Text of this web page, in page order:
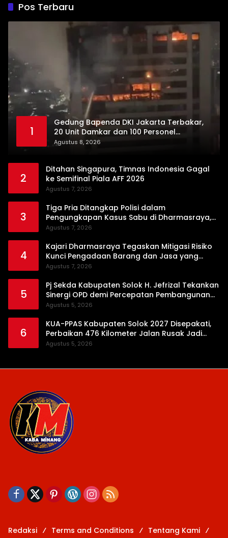
Pos Terbaru
1
Gedung Bapenda DKI Jakarta Terbakar,
20 Unit Damkar dan 100 Personel
Dikerahkan
Agustus 8, 2026
2
Ditahan Singapura, Timnas Indonesia Gagal
ke Semifinal Piala AFF 2026
Agustus 7, 2026
3
Tiga Pria Ditangkap Polisi dalam
Pengungkapan Kasus Sabu di Dharmasraya,
Timbangan Digital hingga Bong Disita
Agustus 7, 2026
4
Kajari Dharmasraya Tegaskan Mitigasi Risiko
Kunci Pengadaan Barang dan Jasa yang
Bersih
Agustus 7, 2026
5
Pj Sekda Kabupaten Solok H. Jefrizal Tekankan
Sinergi OPD demi Percepatan Pembangunan
Daerah
Agustus 5, 2026
6
KUA-PPAS Kabupaten Solok 2027 Disepakati,
Perbaikan 476 Kilometer Jalan Rusak Jadi
Prioritas
Agustus 5, 2026
Redaksi Terms and Conditions Tentang Kami